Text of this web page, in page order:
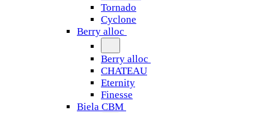
Tornado
Сyclone
Berry alloc
Berry alloc
CHATEAU
Eternity
Finesse
Biela CBM